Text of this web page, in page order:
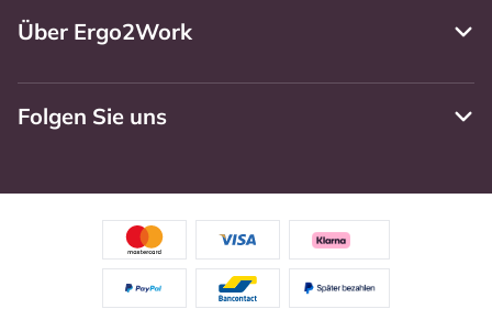
Über Ergo2Work
Folgen Sie uns